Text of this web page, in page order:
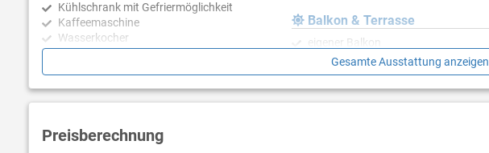
Kühlschrank mit Gefriermöglichkeit
Kaffeemaschine
Wasserkocher
Toaster
Balkon & Terrasse
eigener Balkon
Balkongröße: 30 m²
Gesamte Ausstattung anzeigen
Preisberechnung